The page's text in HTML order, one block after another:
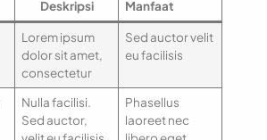
Deskripsi Manfaat
Lorem ipsum
dolor sit amet,
consectetur
Sed auctor velit
eu facilisis
Nulla facilisi.
Sed auctor,
Phasellus
laoreet nec